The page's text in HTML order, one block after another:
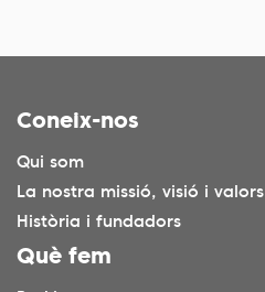
Coneix-nos
Qui som
La nostra missió, visió i valors
Història i fundadors
Què fem